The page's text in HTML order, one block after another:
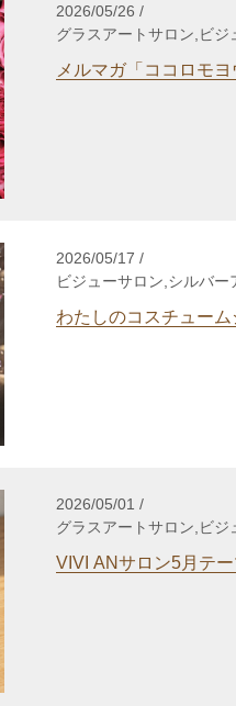
2026/05/26 /
グラスアートサロン,ビジ
自分発見講座,TCカラー
メルマガ「ココロモ
2026/05/17 /
ビジューサロン,シルバ
わたしのコスチュー
2026/05/01 /
グラスアートサロン,ビジ
サリーサロン
自分発見講座,TCカラー
VIVI ANサロン5月テー